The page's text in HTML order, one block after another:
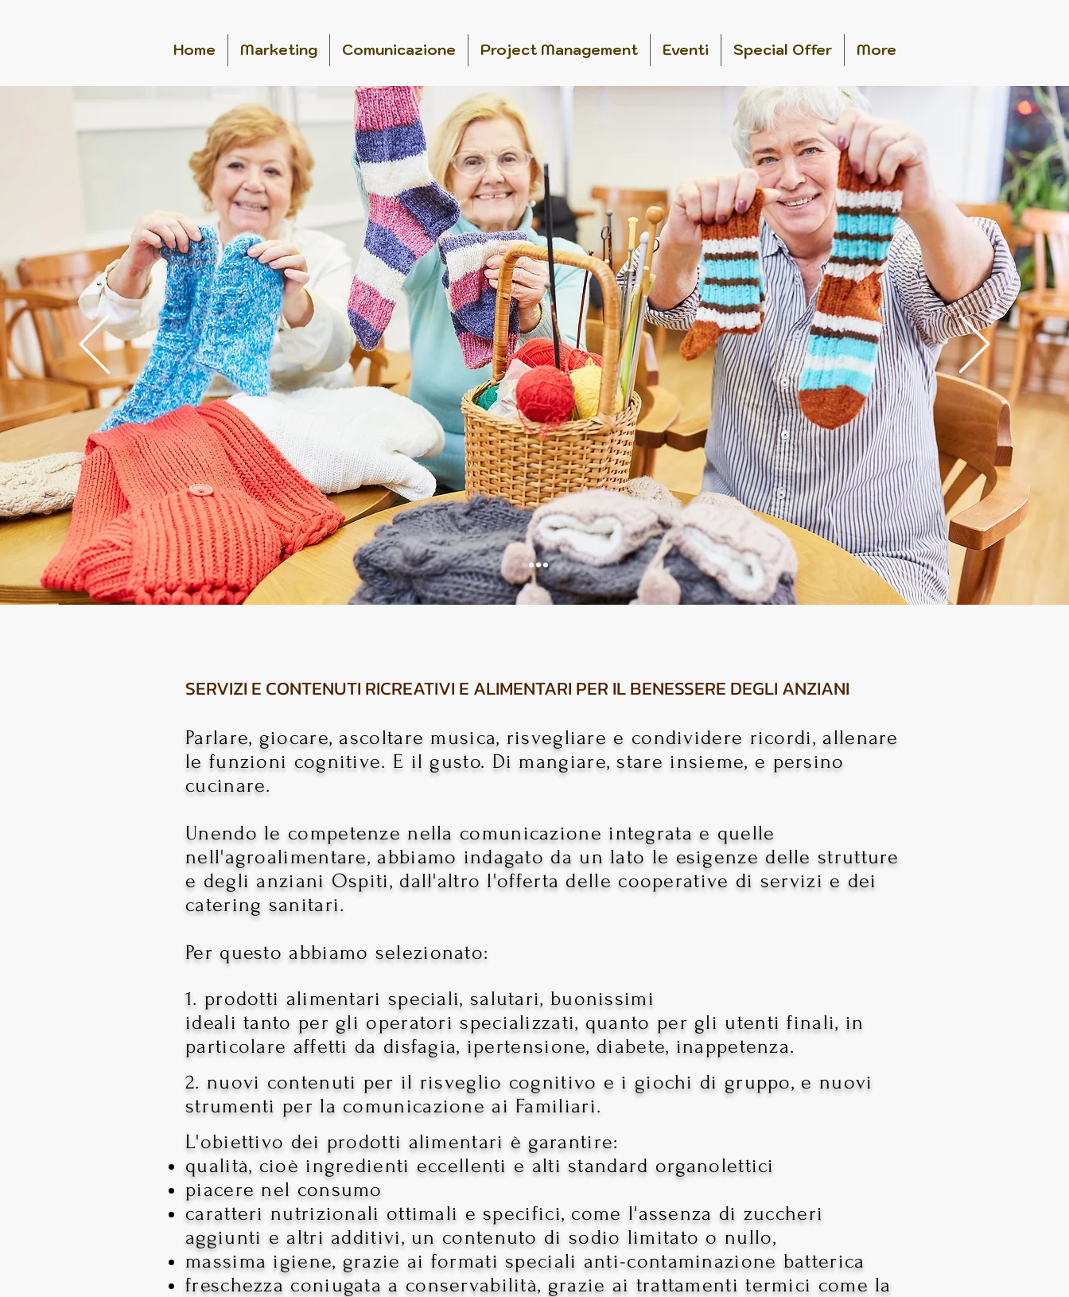
Home Marketing Comunicazione Project Management Eventi Special Offer More
SERVIZI E CONTENUTI RICREATIVI E ALIMENTARI PER IL BENESSERE DEGLI ANZIANI
Parlare, giocare, ascoltare musica, risvegliare e condividere ricordi, allenare
le funzioni cognitive. E il gusto. Di mangiare, stare insieme, e persino
cucinare.
Unendo le competenze nella comunicazione integrata e quelle
nell'agroalimentare, abbiamo indagato da un lato le esigenze delle strutture
e degli anziani Ospiti, dall'altro l'offerta delle cooperative di servizi e dei
catering sanitari.
Per questo abbiamo selezionato:
1. prodotti alimentari speciali, salutari, buonissimi
ideali tanto per gli operatori specializzati, quanto per gli utenti finali, in
particolare affetti da disfagia, ipertensione, diabete, inappetenza.
2. nuovi contenuti per il risveglio cognitivo e i giochi di gruppo, e nuovi
strumenti per la comunicazione ai Familiari.
L'obiettivo dei prodotti alimentari è garantire:
qualità, cioè ingredienti eccellenti e alti standard organolettici
piacere nel consumo
caratteri nutrizionali ottimali e specifici, come l'assenza di zuccheri
aggiunti e altri additivi, un contenuto di sodio limitato o nullo,
massima igiene, grazie ai formati speciali anti-contaminazione batterica
freschezza coniugata a conservabilità, grazie ai trattamenti termici come la